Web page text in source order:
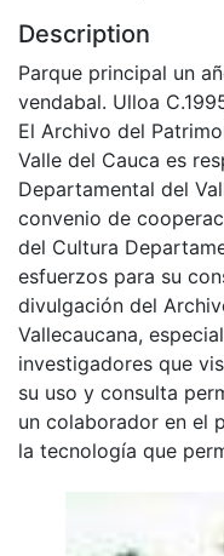
Description
Parque principal un
vendabal. Ulloa
El Archivo del
Valle del Cauca es
Departamental del
convenio de
del Cultura
esfuerzos para su
divulgación del
Vallecaucana,
investigadores que
su uso y consulta
un colaborador en el
la tecnología que